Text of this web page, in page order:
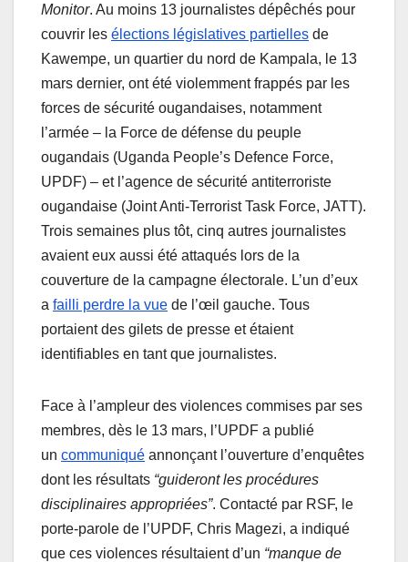
Monitor. Au moins 13 journalistes dépêchés pour
couvrir les élections législatives partielles de
Kawempe, un quartier du nord de Kampala, le 13
mars dernier, ont été violemment frappés par les
forces de sécurité ougandaises, notamment
l’armée – la Force de défense du peuple
ougandais (Uganda People’s Defence Force,
UPDF) – et l’agence de sécurité antiterroriste
ougandaise (Joint Anti-Terrorist Task Force, JATT).
Trois semaines plus tôt, cinq autres journalistes
avaient eux aussi été attaqués lors de la
couverture de la campagne électorale. L’un d’eux
a failli perdre la vue de l’œil gauche. Tous
portaient des gilets de presse et étaient
identifiables en tant que journalistes.
Face à l’ampleur des violences commises par ses
membres, dès le 13 mars, l’UPDF a publié
un communiqué annonçant l’ouverture d’enquêtes
dont les résultats “guideront les procédures
disciplinaires appropriées”. Contacté par RSF, le
porte-parole de l’UPDF, Chris Magezi, a indiqué
que ces violences résultaient d’un “manque de